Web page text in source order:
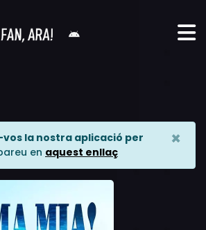
la nostra aplicació per
en aquest enllaç
×